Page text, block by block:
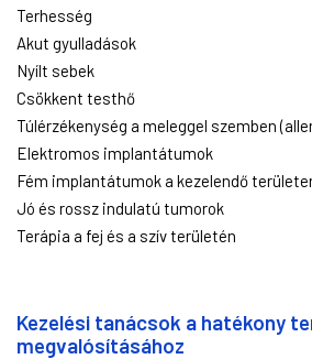
Terhesség
Akut gyulladások
Nyílt sebek
Csökkent testhő
Túlérzékenység a meleggel szemben
Elektromos implantátumok
Fém implantátumok a kezelendő
Jó és rossz indulatú tumorok
Terápia a fej és a szív területén
Kezelési tanácsok a hatékony
megvalósításához